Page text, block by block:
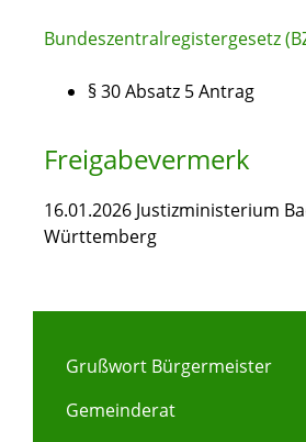
Bundeszentralregistergesetz
§ 30 Absatz 5 Antrag
Freigabevermerk
16.01.2026 Justizministerium
Württemberg
Grußwort Bürgermeister
Gemeinderat